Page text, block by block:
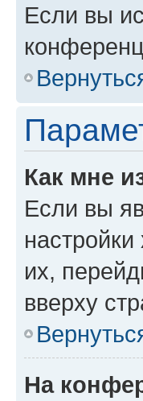
Если вы
Как мне
Если вы
их,
вверху
На